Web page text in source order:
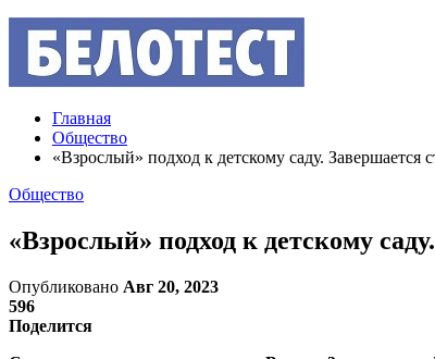
Главная
Общество
«Взрослый» подход к детскому саду. Завершается
Общество
«Взрослый» подход к детскому
Опубликовано Авг 20, 2023
596
Поделится